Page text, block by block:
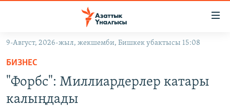
Навигацияга
өтүңүз
Издөөгө
салыңыз
КЫРГЫЗСТАН
КЫРГЫЗСТАН
ДҮЙНӨ
9-Август, 2026-жыл, жекшемби, Бишкек убактысы 15:08
БИЗНЕС
"Форбс": Миллиардерлер катары
калыңдады